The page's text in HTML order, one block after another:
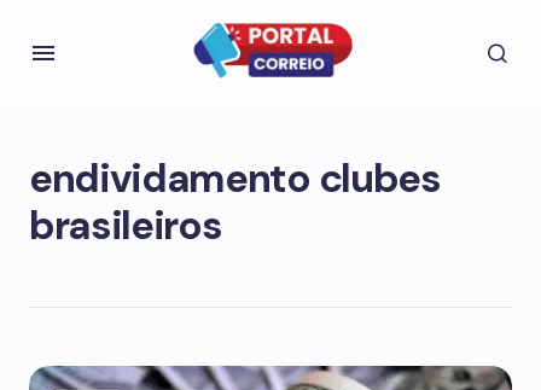
endividamento clubes
brasileiros